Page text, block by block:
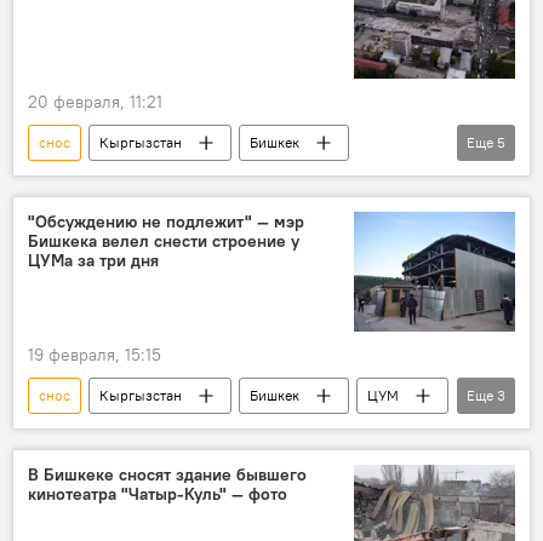
20 февраля, 11:21
снос Кыргызстан
Бишкек
проект
Old Bishkek
угроза
архитектура
Еще 5
"Обсуждению не подлежит" — мэр
Бишкека велел снести строение у
ЦУМа за три дня
19 февраля, 15:15
снос Кыргызстан Бишкек
ЦУМ
фонтан
мэрия
Айбек Джунушалиев
Еще 3
В Бишкеке сносят здание бывшего
кинотеатра "Чатыр-Куль" — фото